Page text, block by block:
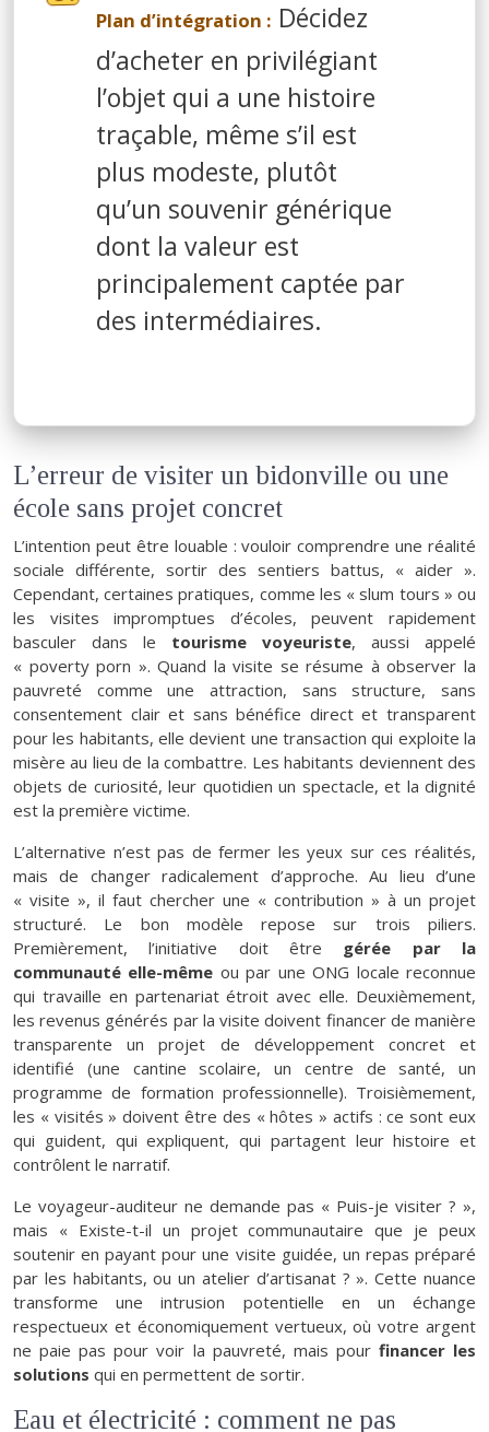
Plan d’intégration : Décidez
d’acheter en privilégiant
l’objet qui a une histoire
traçable, même s’il est
plus modeste, plutôt
qu’un souvenir générique
dont la valeur est
principalement captée par
des intermédiaires.
L’erreur de visiter un bidonville ou une
école sans projet concret
L’intention peut être louable : vouloir comprendre une réalité
sociale différente, sortir des sentiers battus, « aider ».
Cependant, certaines pratiques, comme les « slum tours » ou
les visites impromptues d’écoles, peuvent rapidement
basculer dans le tourisme voyeuriste, aussi appelé
« poverty porn ». Quand la visite se résume à observer la
pauvreté comme une attraction, sans structure, sans
consentement clair et sans bénéfice direct et transparent
pour les habitants, elle devient une transaction qui exploite la
misère au lieu de la combattre. Les habitants deviennent des
objets de curiosité, leur quotidien un spectacle, et la dignité
est la première victime.
L’alternative n’est pas de fermer les yeux sur ces réalités,
mais de changer radicalement d’approche. Au lieu d’une
« visite », il faut chercher une « contribution » à un projet
structuré. Le bon modèle repose sur trois piliers.
Premièrement, l’initiative doit être gérée par la
communauté elle-même ou par une ONG locale reconnue
qui travaille en partenariat étroit avec elle. Deuxièmement,
les revenus générés par la visite doivent financer de manière
transparente un projet de développement concret et
identifié (une cantine scolaire, un centre de santé, un
programme de formation professionnelle). Troisièmement,
les « visités » doivent être des « hôtes » actifs : ce sont eux
qui guident, qui expliquent, qui partagent leur histoire et
contrôlent le narratif.
Le voyageur-auditeur ne demande pas « Puis-je visiter ? »,
mais « Existe-t-il un projet communautaire que je peux
soutenir en payant pour une visite guidée, un repas préparé
par les habitants, ou un atelier d’artisanat ? ». Cette nuance
transforme une intrusion potentielle en un échange
respectueux et économiquement vertueux, où votre argent
ne paie pas pour voir la pauvreté, mais pour financer les
solutions qui en permettent de sortir.
Eau et électricité : comment ne pas